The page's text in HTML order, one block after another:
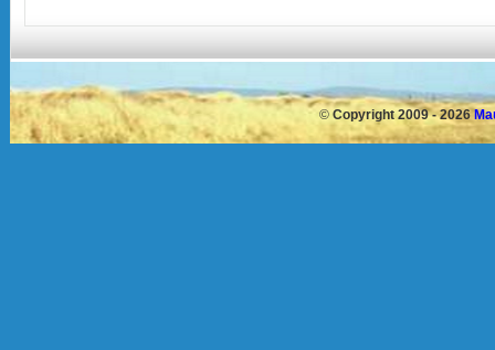
© Copyright 2009 - 2026